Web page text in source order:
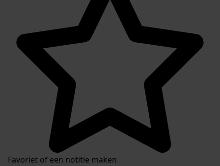
Favoriet of een notitie maken